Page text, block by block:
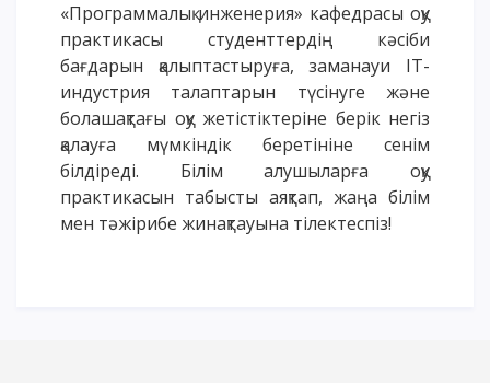
«Программалық инженерия» кафедрасы оқу
практикасы студенттердің кәсіби
бағдарын қалыптастыруға, заманауи IT-
индустрия талаптарын түсінуге және
болашақтағы оқу жетістіктеріне берік негіз
қалауға мүмкіндік беретініне сенім
білдіреді. Білім алушыларға оқу
практикасын табысты аяқтап, жаңа білім
мен тәжірибе жинақтауына тілектеспіз!